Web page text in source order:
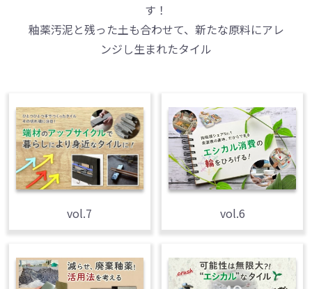
す！
釉薬汚泥と残った土も合わせて、新たな原料にアレ
ンジし生まれたタイル
vol.7 vol.6